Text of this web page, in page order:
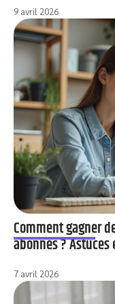
9 avril 2026
Comment gagner
abonnés ?
7 avril 2026